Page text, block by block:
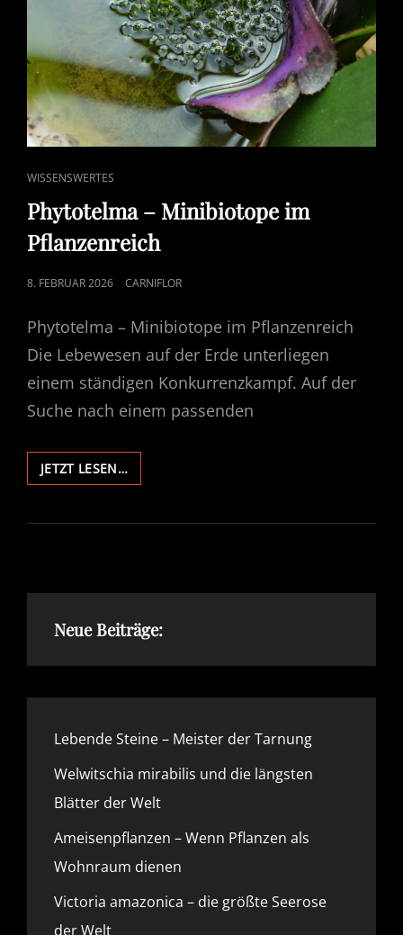
CAT
LINKS
WISSENSWERTES
Phytotelma – Minibiotope im
Pflanzenreich
POSTED
8. FEBRUAR 2026 CARNIFLOR
Phytotelma – Minibiotope im Pflanzenreich
Die Lebewesen auf der Erde unterliegen
einem ständigen Konkurrenzkampf. Auf der
Suche nach einem passenden
JETZT LESEN…PHYTOTELMA
–
IM
Neue Beiträge:
Lebende Steine – Meister der Tarnung
Welwitschia mirabilis und die längsten
Blätter der Welt
Ameisenpflanzen – Wenn Pflanzen als
Wohnraum dienen
Victoria amazonica – die größte Seerose
der Welt